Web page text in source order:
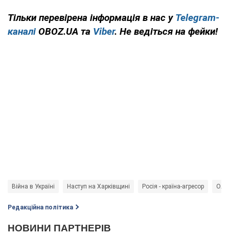
Тільки перевірена інформація в нас у Telegram-
каналі OBOZ.UA та Viber. Не ведіться на фейки!
Війна в Україні Наступ на Харківщині Росія - країна-агресор
Редакційна політика